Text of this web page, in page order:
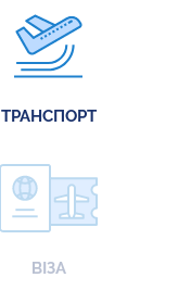
ТРАНСПОРТ
ВІЗА